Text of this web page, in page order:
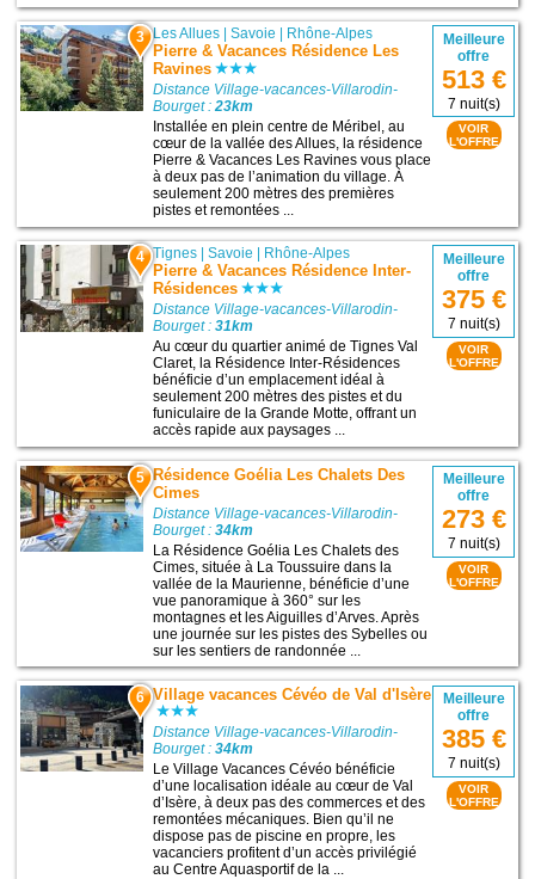
3 Les Allues |Savoie Rhône-Alpes
Pierre & Vacances Résidence Les
Ravines
Distance Village-vacances-Villarodin-
Bourget :23km
Installée en plein centre de Méribel, au
cœur de la vallée des Allues, la résidence
Pierre & Vacances Les Ravines vous place
à deux pas de l’animation du village. À
seulement 200 mètres des premières
pistes et remontées ...
Meilleure
offre
513 €
7 nuit(s)
VOIR
L'OFFRE
4 Tignes |Savoie Rhône-Alpes
Pierre & Vacances Résidence Inter-
Résidences
Distance Village-vacances-Villarodin-
Bourget :31km
Au cœur du quartier animé de Tignes Val
Claret, la Résidence Inter-Résidences
bénéficie d’un emplacement idéal à
seulement 200 mètres des pistes et du
funiculaire de la Grande Motte, offrant un
accès rapide aux paysages ...
Meilleure
offre
375 €
7 nuit(s)
VOIR
L'OFFRE
5 Résidence Goélia Les Chalets Des
Cimes
Distance Village-vacances-Villarodin-
Bourget :34km
La Résidence Goélia Les Chalets des
Cimes, située à La Toussuire dans la
vallée de la Maurienne, bénéficie d’une
vue panoramique à 360° sur les
montagnes et les Aiguilles d’Arves. Après
une journée sur les pistes des Sybelles ou
sur les sentiers de randonnée ...
Meilleure
offre
273 €
7 nuit(s)
VOIR
L'OFFRE
6 Village vacances Cévéo de Val d'Isère
Distance Village-vacances-Villarodin-
Bourget :34km
Le Village Vacances Cévéo bénéficie
d’une localisation idéale au cœur de Val
d’Isère, à deux pas des commerces et des
remontées mécaniques. Bien qu’il ne
dispose pas de piscine en propre, les
vacanciers profitent d’un accès privilégié
au Centre Aquasportif de la ...
Meilleure
offre
385 €
7 nuit(s)
VOIR
L'OFFRE